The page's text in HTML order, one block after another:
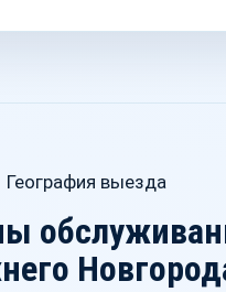
География выезда